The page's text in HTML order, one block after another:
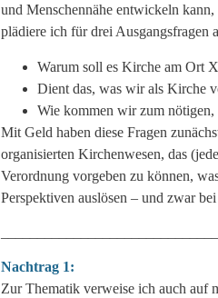
und Menschennähe entwickeln
plädiere ich für drei Ausgangsfragen
Warum soll es Kirche am Ort
Dient das, was wir als Kirche
Wie kommen wir zum
Mit Geld haben diese Fragen
organisierten Kirchenwesen, das
Verordnung vorgeben zu können,
Perspektiven auslösen – und zwar
Nachtrag 1:
Zur Thematik verweise ich auch auf